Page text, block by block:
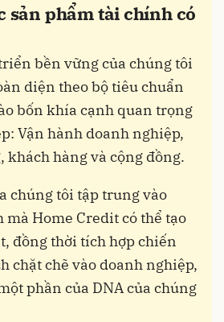
sản phẩm tài chính có
bền vững của chúng tôi
diện theo bộ tiêu chuẩn
bốn khía cạnh quan trọng
Vận hành doanh nghiệp,
khách hàng và cộng đồng.
chúng tôi tập trung vào
Home Credit có thể tạo
đồng thời tích hợp chiến
chặt chẽ vào doanh nghiệp,
phần của DNA của chúng